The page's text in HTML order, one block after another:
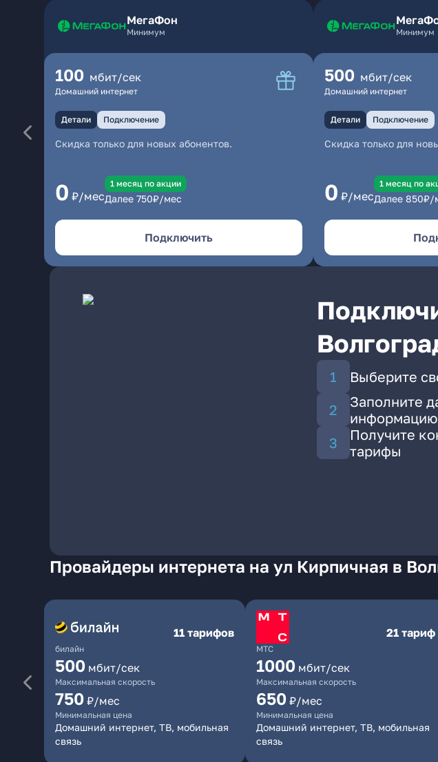
МегаФон
Минимум
100 мбит/сек
Домашний интернет
Детали Подключение
Скидка только для новых абонентов.
0 ₽/мес
1 месяц по акции
Далее 750₽/мес
Подключить
Минимум
500 мбит/сек
Домашний интернет
Детали Подключение
Скидка только для
0 ₽/мес
1 месяц по
Далее 850₽/
Выберите
Заполните
информацию
Получите
тарифы
Провайдеры интернета на ул Кирпичная в
билайн
11 тарифов
500 мбит/сек
Максимальная скорость
750 ₽/мес
Минимальная цена
Домашний интернет, ТВ, мобильная
связь
МТС
21 тариф
1000 мбит/сек
Максимальная скорость
650 ₽/мес
Минимальная цена
Домашний интернет, ТВ, мобильная
связь